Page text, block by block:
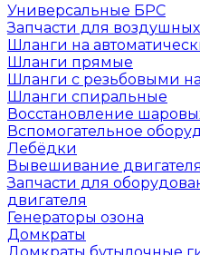
Универсальные БРС
Запчасти для
Шланги на
Шланги прямые
Шланги с резьбовыми
Шланги спиральные
Восстановление
Вспомогательное
Лебёдки
Вывешивание двигателя
Запчасти для
двигателя
Генераторы озона
Домкраты